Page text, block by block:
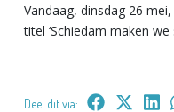
Vandaag, dinsdag 26
titel ‘Schiedam maken
Deel dit via: